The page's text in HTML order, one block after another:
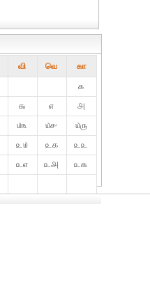
வி வெ கா
௧
௬ ௭
௮
௰௩ ௰௪
௰௫
௨௰ ௨௧
௨௨
௨௭ ௨௮
௨௯